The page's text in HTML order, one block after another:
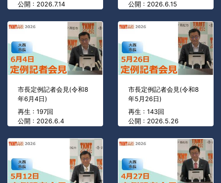
公開 : 2026.7.14
公開 : 2026.6.15
市長定例記者会見(令和8
年6月4日)
再生 : 197回
公開 : 2026.6.4
市長定例記者会見(令和8
年5月26日)
再生 : 143回
公開 : 2026.5.26